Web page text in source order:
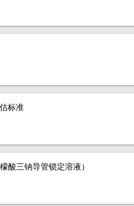
标准
酸三钠导管锁定溶液）